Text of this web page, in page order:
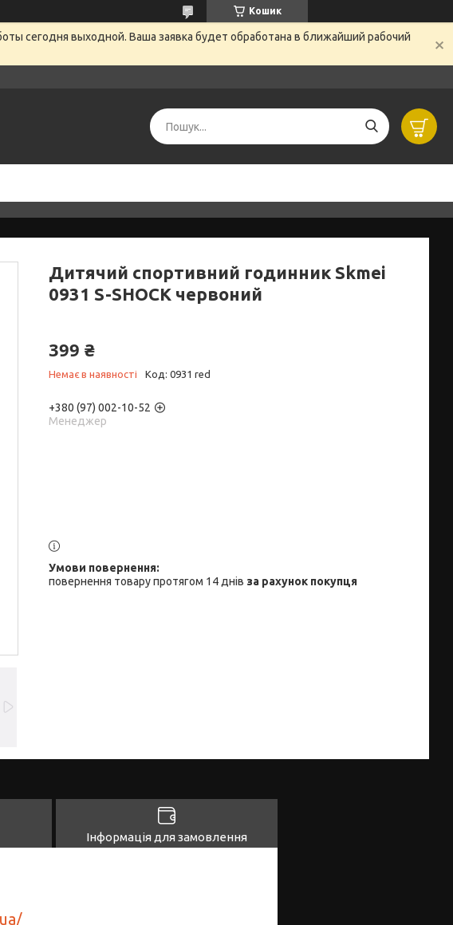
Кошик
сегодня выходной. Ваша заявка будет обработана в ближайший рабочий
Дитячий спортивний годинник Skmei
0931 S-SHOCK червоний
399 ₴
Немає в наявності Код: 0931 red
+380 (97) 002-10-52
Менеджер
повернення товару протягом 14 днів за рахунок покупця
Інформація для замовлення